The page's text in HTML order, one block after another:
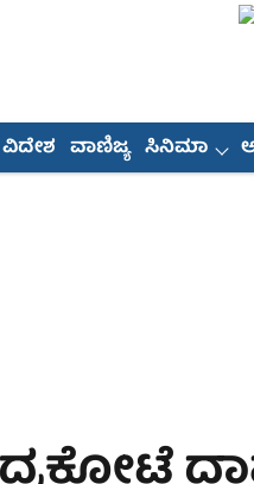
ವಿದೇಶ ವಾಣಿಜ್ಯ ಸಿನಿಮಾ